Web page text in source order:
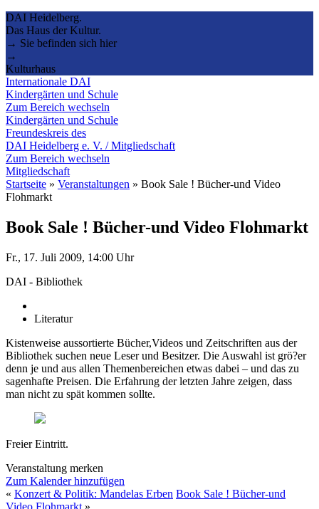
DAI Heidelberg.
Das Haus der Kultur.
→ Sie befinden sich hier
→
Kulturhaus
Internationale DAI
Kindergärten und Schule
Zum Bereich wechseln
Kindergärten und Schule
Freundeskreis des
DAI Heidelberg e. V. / Mitgliedschaft
Zum Bereich wechseln
Mitgliedschaft
Startseite » Veranstaltungen » Book Sale ! Bücher-und Video
Flohmarkt
Book Sale ! Bücher-und Video Flohmarkt
Fr., 17. Juli 2009, 14:00 Uhr
DAI - Bibliothek
Literatur
Kistenweise aussortierte Bücher,Videos und Zeitschriften aus der
Bibliothek suchen neue Leser und Besitzer. Die Auswahl ist grö?er
denn je und aus allen Themenbereichen etwas dabei – und das zu
sagenhafte Preisen. Die Erfahrung der letzten Jahre zeigen, dass
man nicht zu spät kommen sollte.
Freier Eintritt.
Veranstaltung merken
Zum Kalender hinzufügen
« Konzert & Politik: Mandelas Erben Book Sale ! Bücher-und
Video Flohmarkt »